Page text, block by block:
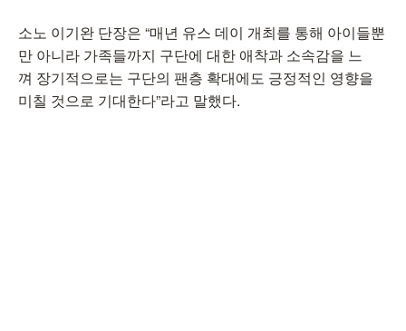
소노 이기완 단장은 “매년 유스 데이 개최를 통해 아이들뿐
만 아니라 가족들까지 구단에 대한 애착과 소속감을 느
껴 장기적으로는 구단의 팬층 확대에도 긍정적인 영향을
미칠 것으로 기대한다”라고 말했다.